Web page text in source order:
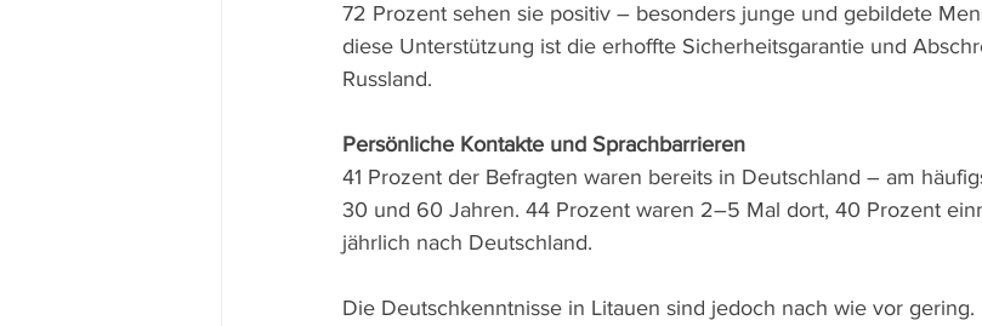
72 Prozent sehen sie positiv – besonders junge und gebildete
diese Unterstützung ist die erhoffte Sicherheitsgarantie und
Russland.
Persönliche Kontakte und Sprachbarrieren
41 Prozent der Befragten waren bereits in Deutschland – am
30 und 60 Jahren. 44 Prozent waren 2–5 Mal dort, 40 Prozent
jährlich nach Deutschland.
Die Deutschkenntnisse in Litauen sind jedoch nach wie vor